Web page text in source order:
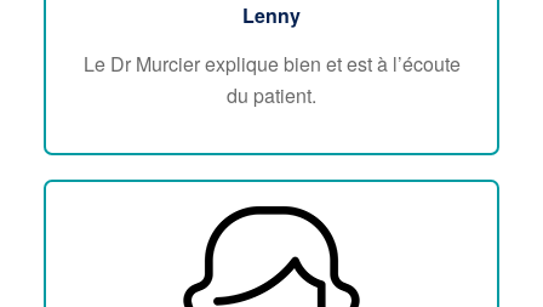
Lenny
Le Dr Murcier explique bien et est à l’écoute
du patient.